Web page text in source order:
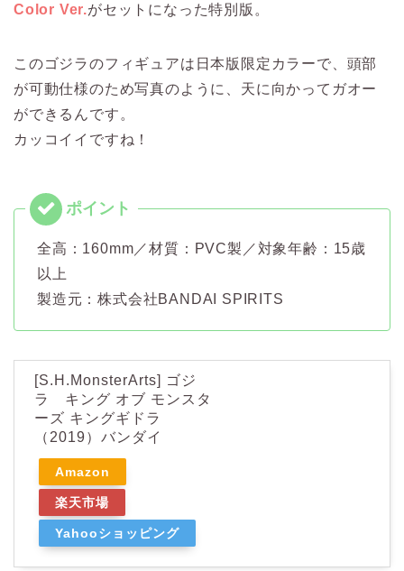
Color Ver.がセットになった特別版。
このゴジラのフィギュアは日本版限定カラーで、頭部
が可動仕様のため写真のように、天に向かってガオー
ができるんです。
カッコイイですね！
全高：160mm／材質：PVC製／対象年齢：15歳
以上
製造元：株式会社BANDAI SPIRITS
[S.H.MonsterArts] ゴジ
ラ キング オブ モンスタ
ーズ キングギドラ
（2019）バンダイ
Amazon
楽天市場
Yahooショッピング